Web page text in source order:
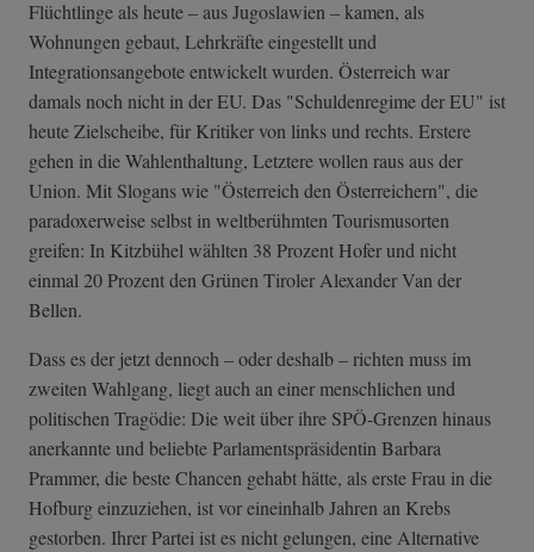
Flüchtlinge als heute – aus Jugoslawien – kamen, als
Wohnungen gebaut, Lehrkräfte eingestellt und
Integrationsangebote entwickelt wurden. Österreich war
damals noch nicht in der EU. Das "Schuldenregime der EU" ist
heute Zielscheibe, für Kritiker von links und rechts. Erstere
gehen in die Wahlenthaltung, Letztere wollen raus aus der
Union. Mit Slogans wie "Österreich den Österreichern", die
paradoxerweise selbst in weltberühmten Tourismusorten
greifen: In Kitzbühel wählten 38 Prozent Hofer und nicht
einmal 20 Prozent den Grünen Tiroler Alexander Van der
Bellen.
Dass es der jetzt dennoch – oder deshalb – richten muss im
zweiten Wahlgang, liegt auch an einer menschlichen und
politischen Tragödie: Die weit über ihre SPÖ-Grenzen hinaus
anerkannte und beliebte Parlamentspräsidentin Barbara
Prammer, die beste Chancen gehabt hätte, als erste Frau in die
Hofburg einzuziehen, ist vor eineinhalb Jahren an Krebs
gestorben. Ihrer Partei ist es nicht gelungen, eine Alternative